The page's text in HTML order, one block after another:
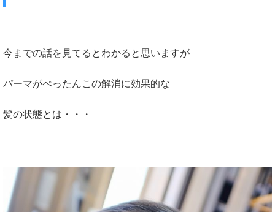
今までの話を見てるとわかると思いますが
パーマがぺったんこの解消に効果的な
髪の状態とは・・・